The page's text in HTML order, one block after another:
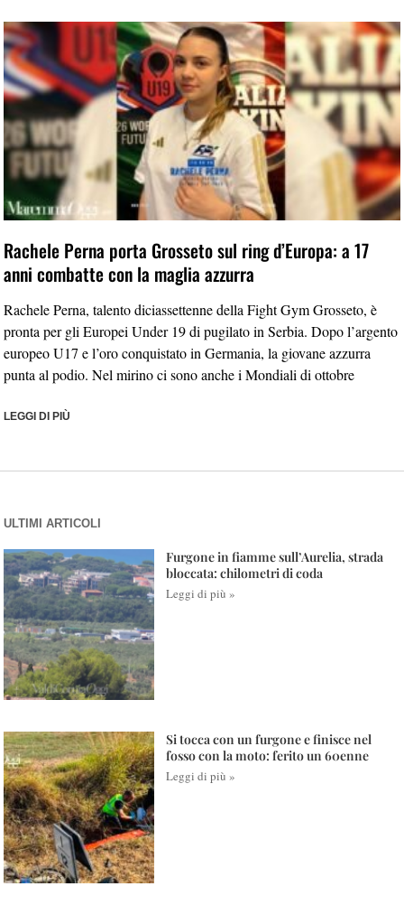
Rachele Perna porta Grosseto sul ring d’Europa: a 17
anni combatte con la maglia azzurra
Rachele Perna, talento diciassettenne della Fight Gym Grosseto, è
pronta per gli Europei Under 19 di pugilato in Serbia. Dopo l’argento
europeo U17 e l’oro conquistato in Germania, la giovane azzurra
punta al podio. Nel mirino ci sono anche i Mondiali di ottobre
LEGGI DI PIÙ
ULTIMI ARTICOLI
Furgone in fiamme sull’Aurelia, strada
bloccata: chilometri di coda
Leggi di più »
Si tocca con un furgone e finisce nel
fosso con la moto: ferito un 60enne
Leggi di più »